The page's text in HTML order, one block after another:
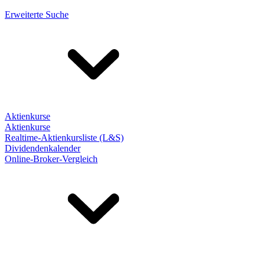
Erweiterte Suche
Aktienkurse
Aktienkurse
Realtime-Aktienkursliste (L&S)
Dividendenkalender
Online-Broker-Vergleich